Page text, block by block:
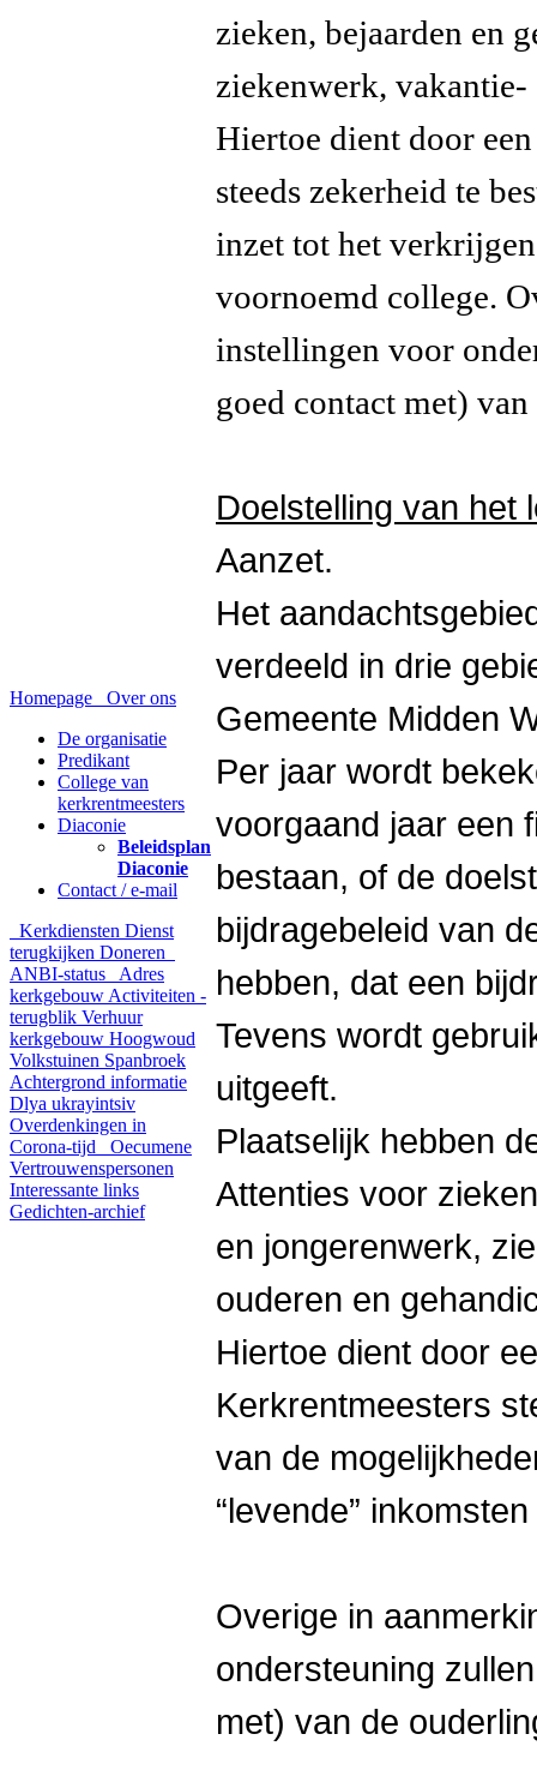
Homepage
Over ons
De organisatie
Predikant
College van
kerkrentmeesters
Diaconie
Beleidsplan
Diaconie
Contact / e-mail
Kerkdiensten Dienst
terugkijken Doneren
ANBI-status
Adres
kerkgebouw Activiteiten -
terugblik Verhuur
kerkgebouw Hoogwoud
Volkstuinen Spanbroek
Achtergrond informatie
Dlya ukrayintsiv
Overdenkingen in
Corona-tijd
Oecumene
Vertrouwenspersonen
Interessante links
Gedichten-archief
zieken, bejaarden en
ziekenwerk, vakantie-
Hiertoe dient door
steeds zekerheid te
inzet tot het
voornoemd college.
instellingen voor
goed contact met)
Doelstelling van het
Aanzet.
Het
verdeeld in drie
Gemeente Midden
Per jaar wordt
voorgaand jaar een
bestaan, of de
bijdragebeleid van
hebben, dat een
Tevens wordt
uitgeeft.
Plaatselijk hebben
Attenties voor
en jongerenwerk,
ouderen en
Hiertoe dient door
Kerkrentmeesters
van de
“levende”
Overige in
ondersteuning
met) van de